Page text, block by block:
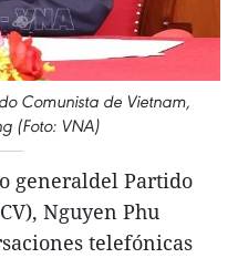
Comunista de Vietnam,
(Foto: VNA)
generaldel Partido
Nguyen Phu
telefónicas